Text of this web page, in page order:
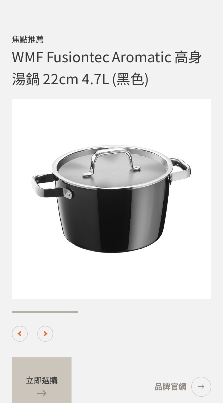
焦點推薦
WMF Fusiontec Aromatic 高身
湯鍋 22cm 4.7L (黑色)
立即選購 立即選購
品牌官網